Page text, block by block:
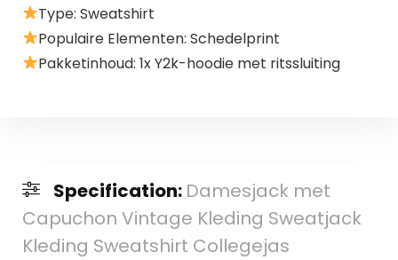
Type: Sweatshirt
Populaire Elementen: Schedelprint
Pakketinhoud: 1x Y2k-hoodie met ritssluiting
Specification: Damesjack met
Capuchon Vintage Kleding Sweatjack
Kleding Sweatshirt Collegejas